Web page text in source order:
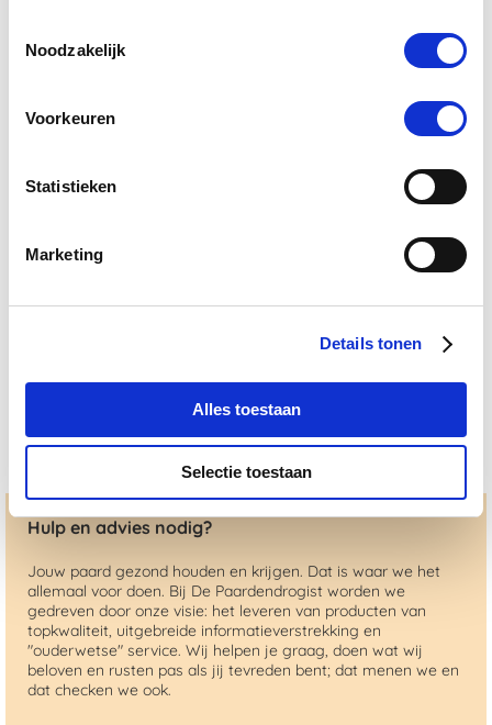
Noodzakelijk
Voorkeuren
Statistieken
Marketing
Details tonen
Alles toestaan
Selectie toestaan
star
Hulp en advies nodig?
Jouw paard gezond houden en krijgen. Dat is waar we het
allemaal voor doen. Bij De Paardendrogist worden we
gedreven door onze visie: het leveren van producten van
topkwaliteit, uitgebreide informatieverstrekking en
"ouderwetse" service. Wij helpen je graag, doen wat wij
beloven en rusten pas als jij tevreden bent; dat menen we en
dat checken we ook.